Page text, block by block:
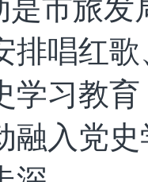
是市旅发
排唱红
学习教
融入党